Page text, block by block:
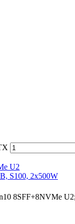
U2
S100, 2x500W
8SFF+8NVMe